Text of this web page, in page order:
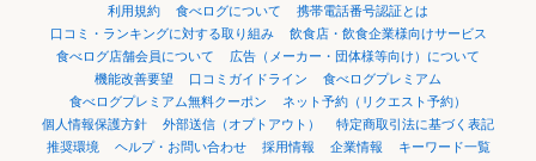
利用規約 食べログについて
携帯電話番号認証とは
口コミ・ランキングに対する取り組み
飲食店・飲食企業様向けサービス
食べログ店舗会員について
広告（メーカー・団体様等向け）について
機能改善要望
口コミガイドライン
食べログプレミアム
食べログプレミアム無料クーポン
ネット予約（リクエスト予約）
個人情報保護方針
外部送信（オプトアウト）
特定商取引法に基づく表記
推奨環境
ヘルプ・お問い合わせ 採用情報 企業情報
キーワード一覧